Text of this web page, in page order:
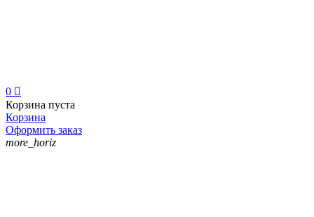
0 
Корзина пуста
Корзина
Оформить заказ
more_horiz